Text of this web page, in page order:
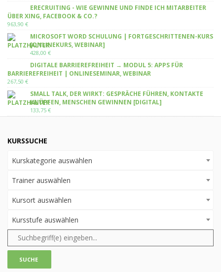
ERECRUITING - WIE GEWINNE UND FINDE ICH MITARBEITER
ÜBER XING, FACEBOOK & CO.?
963,90 €
MICROSOFT WORD SCHULUNG | FORTGESCHRITTENEN-KURS
[ONLINEKURS, WEBINAR]
428,00 €
DIGITALE BARRIEREFREIHEIT → MODUL 5: APPS FÜR
BARRIEREFREIHEIT | ONLINESEMINAR, WEBINAR
267,50 €
SMALL TALK, DER WIRKT: GESPRÄCHE FÜHREN, KONTAKTE
KNÜPFEN, MENSCHEN GEWINNEN [DIGITAL]
133,75 €
KURSSUCHE
Kurskategorie auswählen
Trainer auswählen
Kursort auswählen
Kursstufe auswählen